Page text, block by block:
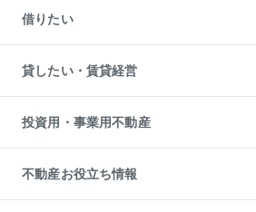
中古一戸建ての購入
不動産購入の流れ
注目キーワード物件特集
購入ガイド
English 繁体中文簡体中文
一戸建ての売却・査定
土地の売却・査定
スピードAI査定
不動産査定について
不動産売却の流れ
不動産買換えの流れ
売却ガイド
借りたい
オフィス・店舗の賃貸
借りるときの流れ
借りるガイド
貸したい・賃貸経営
マンション賃料データ
賃貸管理プラン
リロケーションについて
貸すガイド
投資用・事業用不動産
事業用不動産
マンション投資
投資用マンション
不動産お役立ち情報